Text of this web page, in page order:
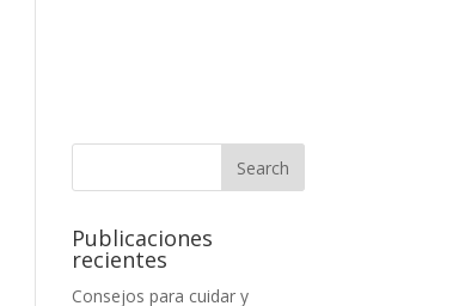
Publicaciones
recientes
Consejos para cuidar y